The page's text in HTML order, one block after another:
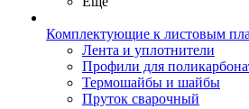
Комплектующие к листовым
Лента и уплотнители
Профили для
Термошайбы и шайбы
Пруток сварочный